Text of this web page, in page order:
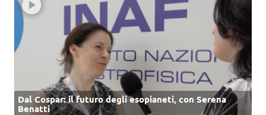
Dal Cospar: il futuro degli esopianeti, con Serena
Benatti